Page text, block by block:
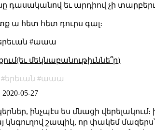
դասականով եւ արդիով չի
ա հետ հետ դուրս գալ։
#աաա
մեկնաբանութիւննե՞ր)
երեւան
աաա
2020-05-27
ինչպէս ես մնացի
կնգուղով շապիկ, որ փակեմ